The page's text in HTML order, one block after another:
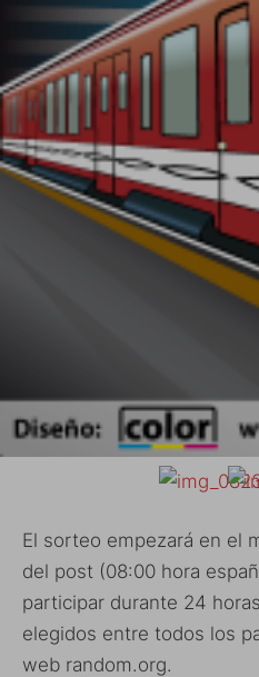
El sorteo empezará en el
del post (08:00 hora
participar durante 24
elegidos entre todos los
web random.org.